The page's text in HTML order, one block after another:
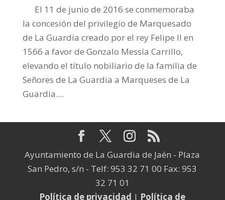
El 11 de junio de 2016 se conmemoraba
la concesión del privilegio de Marquesado
de La Guardia creado por el rey Felipe II en
1566 a favor de Gonzalo Messía Carrillo,
elevando el título nobiliario de la familia de
Señores de La Guardia a Marqueses de La
Guardia....
Ayuntamiento de La Guardia de Jaén - Plaza
San Pedro, s/n - Telf: 953 32 71 00 Fax: 953
32 71 01
Política de privacidad | Política de